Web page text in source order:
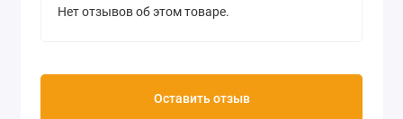
Нет отзывов об этом товаре.
Оставить отзыв